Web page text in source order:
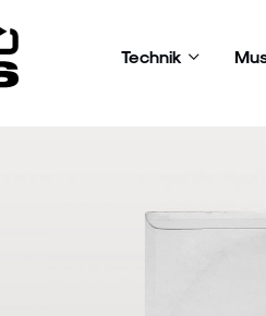
Technik